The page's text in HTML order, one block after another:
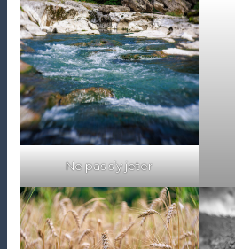
Ne pas s’y jeter